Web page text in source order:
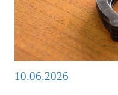
10.06.2026